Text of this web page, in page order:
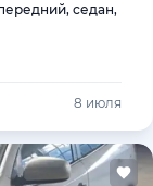
седан,
8 июля